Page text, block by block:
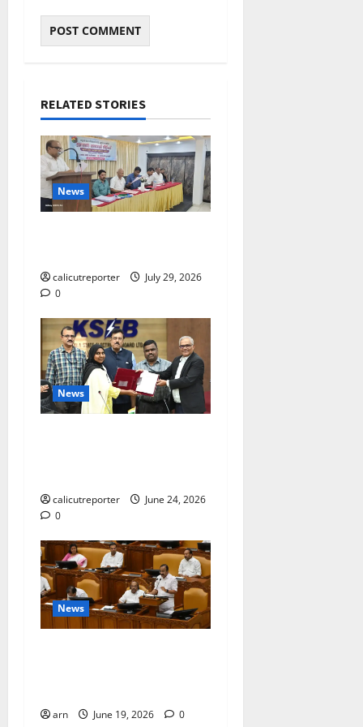
RELATED STORIES
News
calicutreporter
July 29, 2026
0
News
calicutreporter
June 24, 2026
0
News
arn June 19, 2026 0